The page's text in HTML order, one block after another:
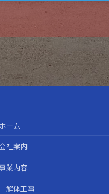
ホーム
社案内
業内容
解体工事